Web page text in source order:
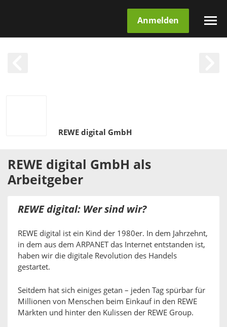
Anmelden
REWE digital GmbH
REWE digital GmbH als
Arbeitgeber
REWE digital: Wer sind wir?
REWE digital ist ein Kind der 1980er. In dem Jahrzehnt,
in dem aus dem ARPANET das Internet entstanden ist,
haben wir die digitale Revolution des Handels
gestartet.
Seitdem hat sich einiges getan – jeden Tag spürbar für
Millionen von Menschen beim Einkauf in den REWE
Märkten und hinter den Kulissen der REWE Group.